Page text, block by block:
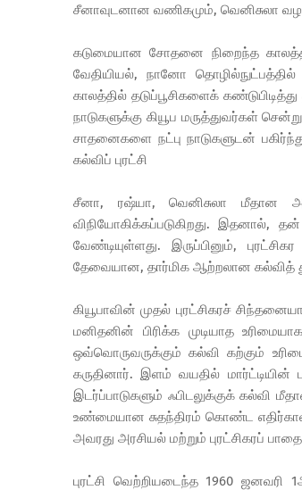
சீனாவுடனான வணிகமும், வெனிசுலா
கடுமையான சோதனை நிறைந்த
வேதியியல், நானோ
காலத்தில் தடுப்பூசிகளைக்
நாடுகளுக்கு கியூப மருத்துவர்கள்
சாதனைகளை நட்பு நாடுகளுடன்
கல்விப் புரட்சி
சீனா, ரஷ்யா, வெனிசுலா மீதான
விநியோகிக்கப்படுகிறது. இதனால்,
வேண்டியுள்ளது. இருப்பினும்,
தேவையான, தார்மிக ஆற்றலான கல்வித்
கியூபாவின் முதல் புரட்சிகரச்
மனிதனின் பிரிக்க முடியாத
ஒவ்வொருவருக்கும் கல்வி கற்கும்
கருதினார். இளம் வயதில் மார்ட்டியின்
இடர்ப்பாடுகளும் ஃபிடலுக்குக் கல்வி
உண்மையான சுதந்திரம் கொண்ட
அவரது அரசியல் மற்றும் புரட்சிகரப்
புரட்சி வெற்றியடைந்த 1960 ஜனவரி